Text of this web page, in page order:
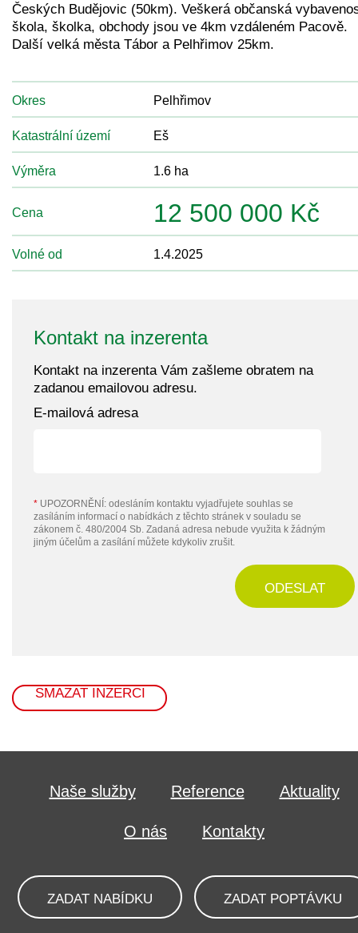
Českých Budějovic (50km). Veškerá občanská
škola, školka, obchody jsou ve 4km vzdáleném Pacově.
Další velká města Tábor a Pelhřimov 25km.
Okres Pelhřimov
Katastrální území Eš
Výměra 1.6 ha
Cena 12 500 000 Kč
Volné od 1.4.2025
Kontakt na inzerenta
Kontakt na inzerenta Vám zašleme obratem na
zadanou emailovou adresu.
E-mailová adresa
* UPOZORNĚNÍ: odesláním kontaktu vyjadřujete souhlas se
zasíláním informací o nabídkách z těchto stránek v souladu se
zákonem č. 480/2004 Sb. Zadaná adresa nebude využita k žádným
jiným účelům a zasílání můžete kdykoliv zrušit.
ODESLAT
SMAZAT INZERCI
Naše služby Reference Aktuality
O nás Kontakty
ZADAT NABÍDKU ZADAT POPTÁVKU